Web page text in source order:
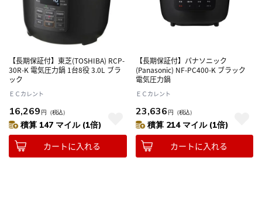
【長期保証付】東芝(TOSHIBA) RCP-
30R-K 電気圧力鍋 1台8役 3.0L ブラ
ック
ＥＣカレント
16,269 円 （税込）
積算 147 マイル (1倍)
カートに入れる
【長期保証付】パナソニック
(Panasonic) NF-PC400-K ブラック
電気圧力鍋
ＥＣカレント
23,636 円 （税込）
積算 214 マイル (1倍)
カートに入れる